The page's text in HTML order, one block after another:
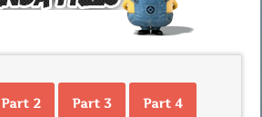
Part 2 Part 3 Part 4